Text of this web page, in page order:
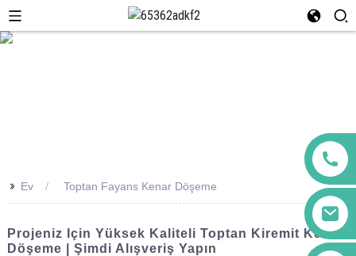
>> Ev Toptan Fayans Kenar Döşeme
Projeniz Için Yüksek Kaliteli Toptan Kiremit Kenar
Döşeme | Şimdi Alışveriş Yapın